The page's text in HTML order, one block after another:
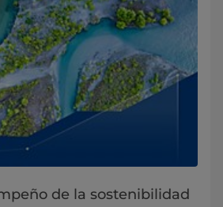
de la sostenibilidad